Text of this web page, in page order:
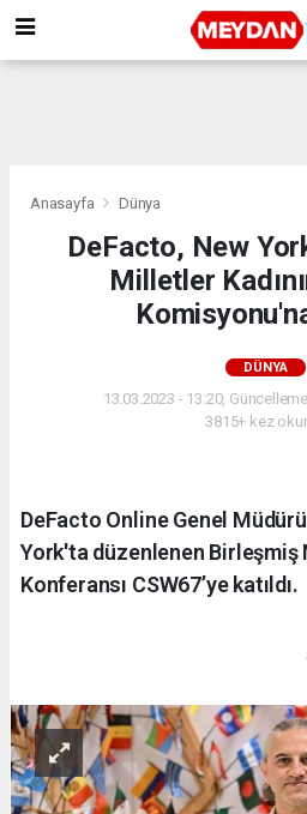
Anasayfa Dünya
DeFacto, New
Milletler
DÜNYA
13.03.2023 - 13:20,
3815+ kez
DeFacto Online Genel
York'ta düzenlenen Birleşmiş
Konferansı CSW67’ye katıldı.